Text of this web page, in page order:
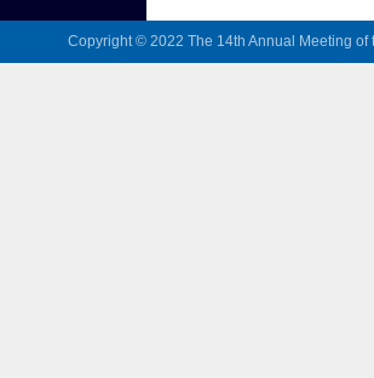
Copyright © 2022 The 14th Annual Meeting